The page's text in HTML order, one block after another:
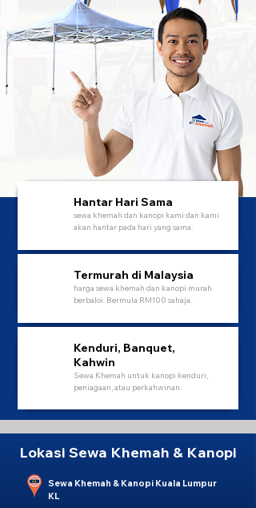
Hantar Hari Sama
sewa khemah dan kanopi kami dan kami
akan hantar pada hari yang sama.
Termurah di Malaysia
harga sewa khemah dan kanopi murah
berbaloi. Bermula RM100 sahaja.
Kenduri, Banquet,
Kahwin
Sewa Khemah untuk kanopi kenduri,
peniagaan, atau perkahwinan.
Lokasi Sewa Khemah & Kanopi
Sewa Khemah & Kanopi Kuala Lumpur
KL